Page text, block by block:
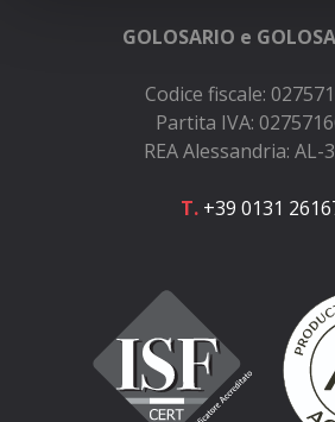
GOLOSARIO e
Codice fiscale:
Partita IVA:
REA Alessandria: AL-
T.+39 0131